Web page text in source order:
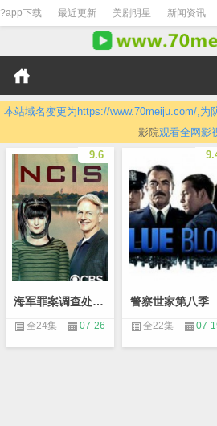
?app下载 最近更新 美剧明星 新闻资讯
本站域名变更为https://www.70meiju.com/,为
影院观看全网影
9.6
海军罪案调查处第十五季
全24集 07-26
警察世家第八季
全22集 07-